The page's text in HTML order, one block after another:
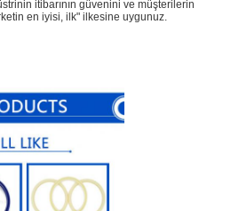
itibarının güvenini ve müşterilerin
en iyisi, ilk" ilkesine uygunuz.